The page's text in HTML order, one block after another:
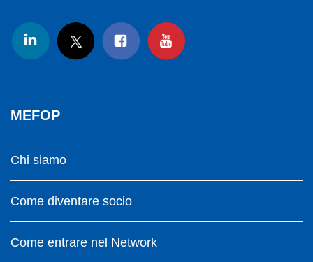
MEFOP
Chi siamo
Come diventare socio
Come entrare nel Network